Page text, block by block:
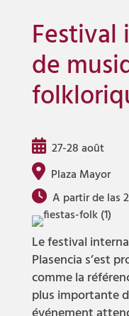
de
27-28 août
Plaza Mayor
A partir de las
Le festival
Plasencia s’est
comme la
plus importante